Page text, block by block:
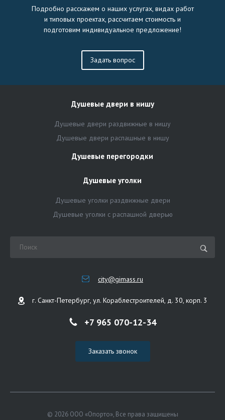
Подробно расскажем о наших услугах, видах работ
и типовых проектах, рассчитаем стоимость и
подготовим индивидуальное предложение!
Задать вопрос
Душевые двери в нишу
Душевые двери раздвижные в нишу
Душевые двери распашные в нишу
Душевые перегородки
Душевые уголки
Душевые уголки раздвижные двери
Душевые уголки с распашной дверью
city@gimass.ru
г. Санкт-Петербург, ул. Кораблестроителей, д. 30, корп. 3
+7 965 070-12-34
Заказать звонок
© 2026 ООО «Опорто», Все права защищены